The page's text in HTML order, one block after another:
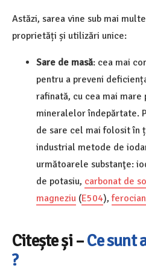
Astăzi, sarea vine sub mai
proprietăți și utilizări unice:
Sare de masă: cea mai
pentru a preveni
rafinată, cu cea mai
mineralelor îndepărtate.
de sare cel mai folosit în
industrial metode de
următoarele substanţe:
de potasiu, carbonat de
magneziu (E504),
Citește și –Ce sunt
?